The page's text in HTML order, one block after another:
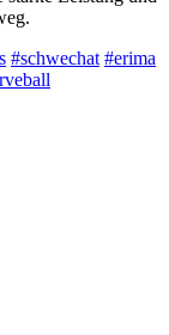
#schwechat #erima